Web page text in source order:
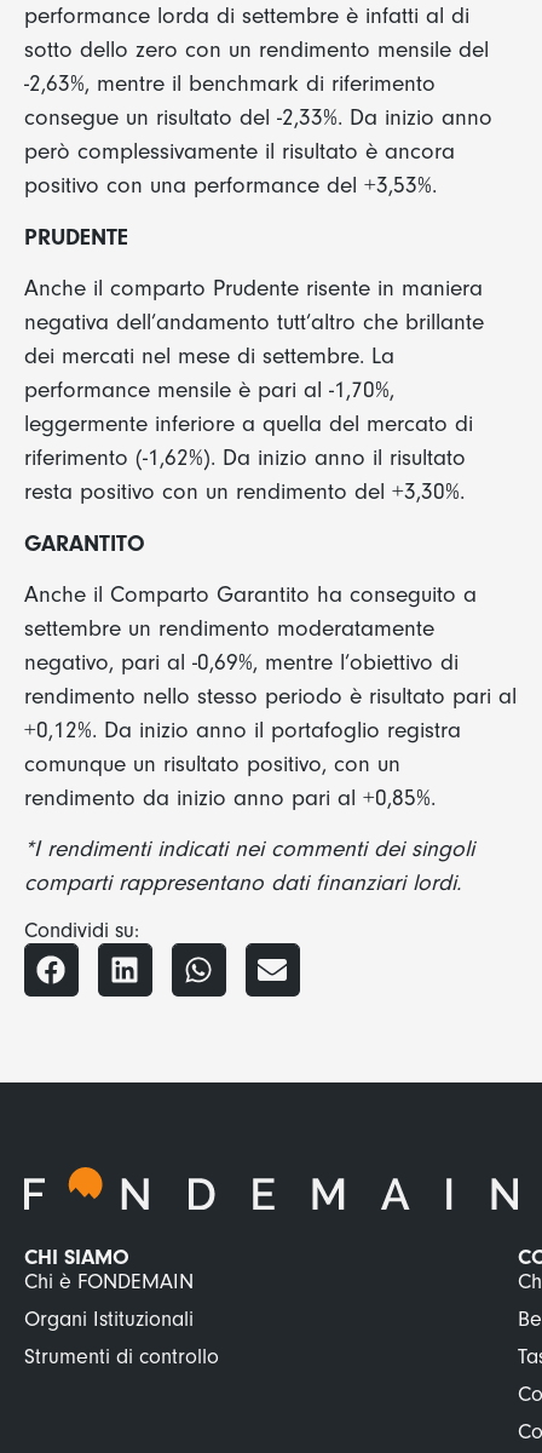
performance lorda di settembre è infatti al di
sotto dello zero con un rendimento mensile del
-2,63%, mentre il benchmark di riferimento
consegue un risultato del -2,33%. Da inizio anno
però complessivamente il risultato è ancora
positivo con una performance del +3,53%.
PRUDENTE
Anche il comparto Prudente risente in maniera
negativa dell’andamento tutt’altro che brillante
dei mercati nel mese di settembre. La
performance mensile è pari al -1,70%,
leggermente inferiore a quella del mercato di
riferimento (-1,62%). Da inizio anno il risultato
resta positivo con un rendimento del +3,30%.
GARANTITO
Anche il Comparto Garantito ha conseguito a
settembre un rendimento moderatamente
negativo, pari al -0,69%, mentre l’obiettivo di
rendimento nello stesso periodo è risultato pari al
+0,12%. Da inizio anno il portafoglio registra
comunque un risultato positivo, con un
rendimento da inizio anno pari al +0,85%.
*I rendimenti indicati nei commenti dei singoli
comparti rappresentano dati finanziari lordi.
Condividi su:
CHI SIAMO
Chi è FONDEMAIN
Organi Istituzionali
Strumenti di controllo